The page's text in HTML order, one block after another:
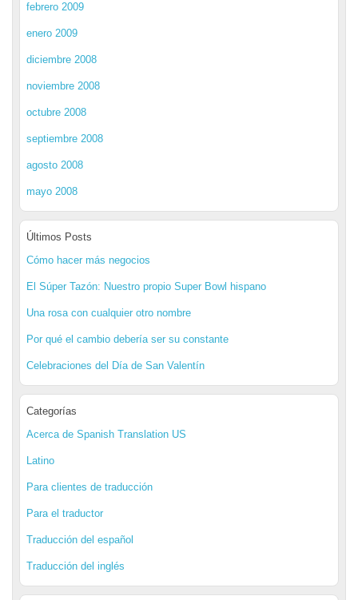
febrero 2009
enero 2009
diciembre 2008
noviembre 2008
octubre 2008
septiembre 2008
agosto 2008
mayo 2008
Últimos Posts
Cómo hacer más negocios
El Súper Tazón: Nuestro propio Super Bowl hispano
Una rosa con cualquier otro nombre
Por qué el cambio debería ser su constante
Celebraciones del Día de San Valentín
Categorías
Acerca de Spanish Translation US
Latino
Para clientes de traducción
Para el traductor
Traducción del español
Traducción del inglés